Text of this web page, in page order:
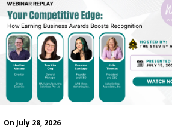
On July 28, 2026